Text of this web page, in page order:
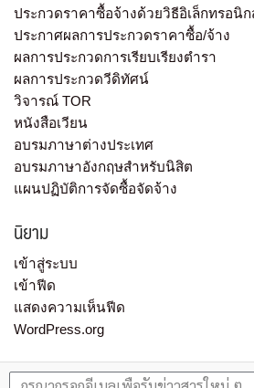
ประกวดราคาซื้อจ้างด้วยวิธีอิเล็กทรอนิก
ประกาศผลการประกวดราคาซื้อ/จ้าง
ผลการประกวดการเรียบเรียงตำรา
ผลการประกวดวีดิทัศน์
วิจารณ์ TOR
หนังสือเวียน
อบรมภาษาต่างประเทศ
อบรมภาษาอังกฤษสำหรับนิสิต
แผนปฏิบัติการจัดซื้อจัดจ้าง
นิยาม
เข้าสู่ระบบ
เข้าฟีด
แสดงความเห็นฟีด
WordPress.org